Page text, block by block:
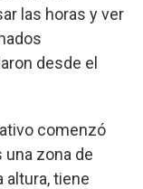
las horas y ver
desde el
comenzó
una zona de
altura, tiene